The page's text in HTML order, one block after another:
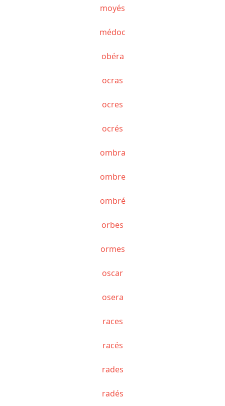
moyés
médoc
obéra
ocras
ocres
ocrés
ombra
ombre
ombré
orbes
ormes
oscar
osera
races
racés
rades
radés